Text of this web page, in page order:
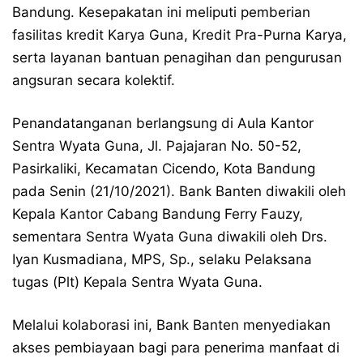
Bandung. Kesepakatan ini meliputi pemberian
fasilitas kredit Karya Guna, Kredit Pra-Purna Karya,
serta layanan bantuan penagihan dan pengurusan
angsuran secara kolektif.
Penandatanganan berlangsung di Aula Kantor
Sentra Wyata Guna, Jl. Pajajaran No. 50-52,
Pasirkaliki, Kecamatan Cicendo, Kota Bandung
pada Senin (21/10/2021). Bank Banten diwakili oleh
Kepala Kantor Cabang Bandung Ferry Fauzy,
sementara Sentra Wyata Guna diwakili oleh Drs.
Iyan Kusmadiana, MPS, Sp., selaku Pelaksana
tugas (Plt) Kepala Sentra Wyata Guna.
Melalui kolaborasi ini, Bank Banten menyediakan
akses pembiayaan bagi para penerima manfaat di